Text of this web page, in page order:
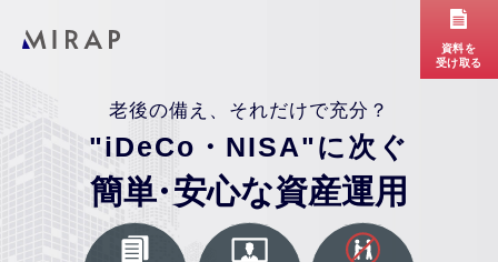
資料を
受け取る
老後の備え、それだけで充分？
"iDeCo・NISA"に次ぐ
簡単・安心な資産運用